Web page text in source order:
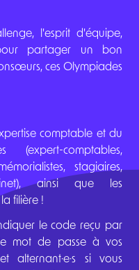
l'esprit d'équipe,
partager un bon
ces Olympiades
comptable et du
(expert-comptables,
stagiaires,
ainsi que les
la filière !
le code reçu par
mot de passe à vos
alternant·e·s si vous